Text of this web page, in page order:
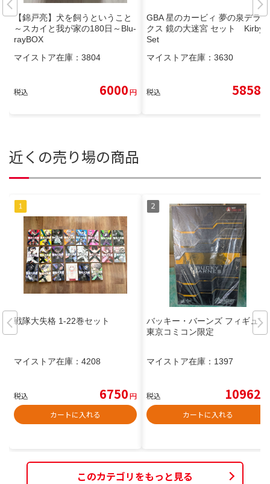
【錦戸亮】犬を飼うということ
～スカイと我が家の180日～Blu-
rayBOX
マイストア在庫： 3804
税込 6000円
GBA 星のカービィ 夢の泉デラッ
クス 鏡の大迷宮 セット Kirby
Set
マイストア在庫： 3630
税込 5858
近くの売り場の商品
戦隊大失格 1-22巻セット
マイストア在庫： 4208
税込 6750円
カートに入れる
バッキー・バーンズ フィギュア
東京コミコン限定
マイストア在庫： 1397
税込 10962
カートに入れる
このカテゴリをもっと見る